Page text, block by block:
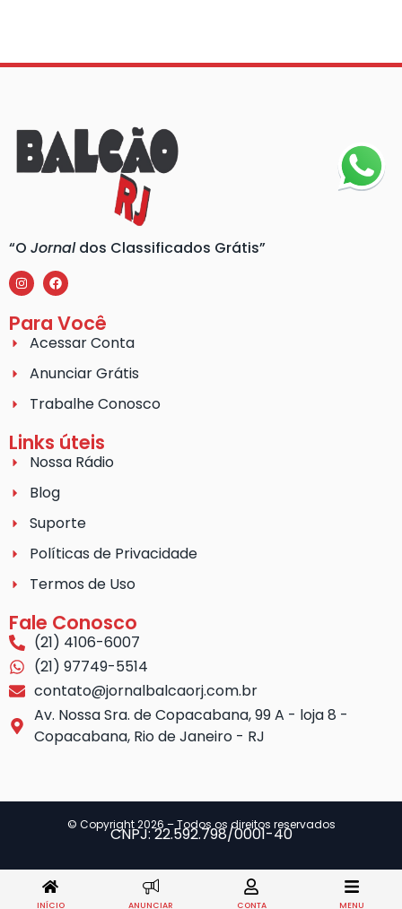
“O Jornaldos Classificados Grátis”
Para Você
Acessar Conta
Anunciar Grátis
Trabalhe Conosco
Links úteis
Nossa Rádio
Blog
Suporte
Políticas de Privacidade
Termos de Uso
Fale Conosco
(21) 4106-6007
(21) 97749-5514
contato@jornalbalcaorj.com.br
Av. Nossa Sra. de Copacabana, 99 A - loja 8 -
Copacabana, Rio de Janeiro - RJ
© Copyright 2026 – Todos os direitos reservados
CNPJ: 22.592.798/0001-40
INÍCIO ANUNCIAR CONTA MENU